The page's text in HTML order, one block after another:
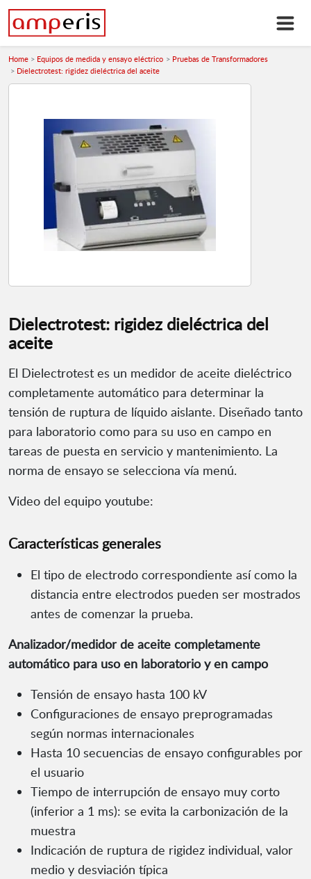
Home Equipos de medida y ensayo eléctrico
Pruebas de Transformadores
Dielectrotest: rigidez dieléctrica del aceite
Dielectrotest: rigidez dieléctrica del
aceite
El Dielectrotest es un medidor de aceite dieléctrico
completamente automático para determinar la
tensión de ruptura de líquido aislante. Diseñado tanto
para laboratorio como para su uso en campo en
tareas de puesta en servicio y mantenimiento. La
norma de ensayo se selecciona vía menú.
Video del equipo youtube:
Características generales
El tipo de electrodo correspondiente así como la
distancia entre electrodos pueden ser mostrados
antes de comenzar la prueba.
Analizador/medidor de aceite completamente
automático para uso en laboratorio y en campo
Tensión de ensayo hasta 100 kV
Configuraciones de ensayo preprogramadas
según normas internacionales
Hasta 10 secuencias de ensayo configurables por
el usuario
Tiempo de interrupción de ensayo muy corto
(inferior a 1 ms): se evita la carbonización de la
muestra
Indicación de ruptura de rigidez individual, valor
medio y desviación típica